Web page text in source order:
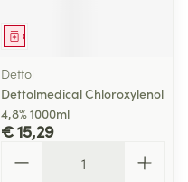
Geneesmiddel
Dettol
Dettolmedical Chloroxylenol
4,8% 1000ml
€ 15,29